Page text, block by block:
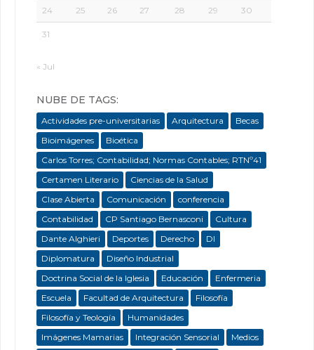
24 25 26 27 28 29 30
31
« Jul
NUBE DE TAGS:
Actividades pre-universitarias Arquitectura
Becas
Bioimágenes
Bioética
Carlos Torres; Contabilidad; Normas Contables; RTNº41
Certamen Literario
Ciencias de la Salud
Clase Abierta
Comunicación
conferencia
Contabilidad
CP Santiago Bernasconi
Cultura
Dante Alghieri
Deportes Derecho
DI
Diplomatura
Diseño Industrial
Doctrina Social de la Iglesia
Educación
Enfermeria
Escuela
Facultad de Arquitectura
Filosofía
Filosofía y Teología
Humanidades
Imágenes Mamarias
Integración Sensorial
Medios